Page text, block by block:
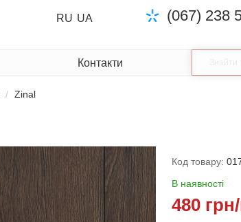
RU UA (067) 238
Контакти
Zinal
Код товару:
В наявності
480